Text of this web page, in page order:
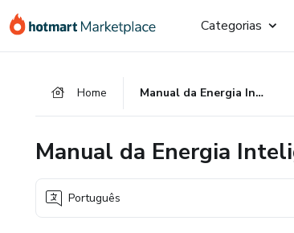
para
para
para
Categorias
Home Manual da Energia Inteligente
Manual da Energia
Português